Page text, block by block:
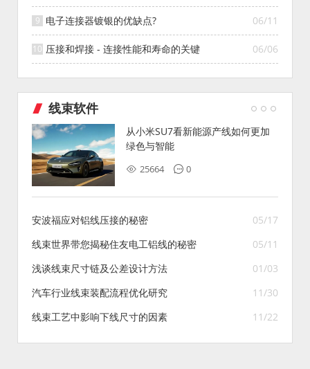
06/11
电子连接器镀银的优缺点?
06/06
压接和焊接 - 连接性能和寿命的关键
线束软件
从小米SU7看新能源产线如何更加
绿色与智能
25664 0
05/17
安波福应对铝线压接的秘密
05/11
线束世界带您揭秘住友电工铝线的秘密
01/03
浅谈线束尺寸链及公差设计方法
11/30
汽车行业线束装配流程优化研究
11/22
线束工艺中影响下线尺寸的因素